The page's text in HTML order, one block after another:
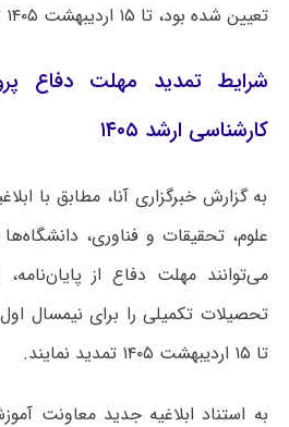
تعیین شده بود، تا ۱۵ اردیبهشت ۱۴۰۵ تمدید شد.
شرایط تمدید مهلت دفاع
کارشناسی ارشد ۱۴۰۵
به گزارش خبرگزاری آنا، مطابق با
علوم، تحقیقات و فناوری،
می‌توانند مهلت دفاع از
تا ۱۵ اردیبهشت ۱۴۰۵ تمدید نمایند.